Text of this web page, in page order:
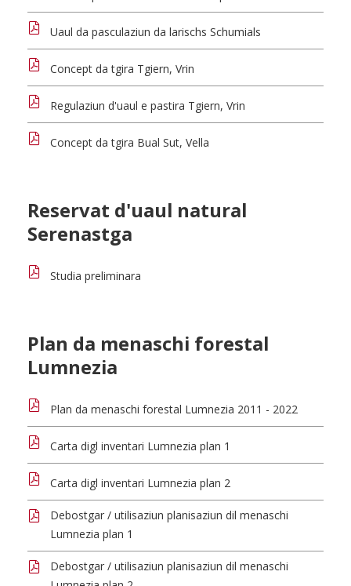
Uaul da pasculaziun da larischs Schumials
Concept da tgira Tgiern, Vrin
Regulaziun d'uaul e pastira Tgiern, Vrin
Concept da tgira Bual Sut, Vella
Reservat d'uaul natural
Serenastga
Studia preliminara
Plan da menaschi forestal
Lumnezia
Plan da menaschi forestal Lumnezia 2011 - 2022
Carta digl inventari Lumnezia plan 1
Carta digl inventari Lumnezia plan 2
Debostgar / utilisaziun planisaziun dil menaschi
Lumnezia plan 1
Debostgar / utilisaziun planisaziun dil menaschi